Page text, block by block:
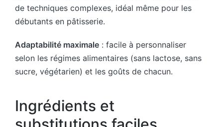
de techniques complexes, idéal même pour les
débutants en pâtisserie.
Adaptabilité maximale : facile à personnaliser
selon les régimes alimentaires (sans lactose, sans
sucre, végétarien) et les goûts de chacun.
Ingrédients et